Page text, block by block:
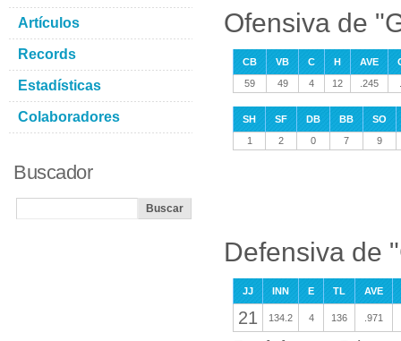
Ofensiva de
CB VB C H AVE
59
49 4 12 .245
SH SF DB BB
SO
1
2 0 7 9
Defensiva de
JJ INN E TL AVE
21 134.2 4 136 .971
Artículos
Records
Estadísticas
Colaboradores
Buscador